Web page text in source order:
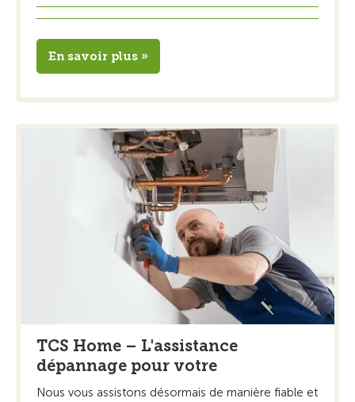
En savoir plus »
TCS Home – L'assistance
dépannage pour votre
Nous vous assistons désormais de manière fiable et